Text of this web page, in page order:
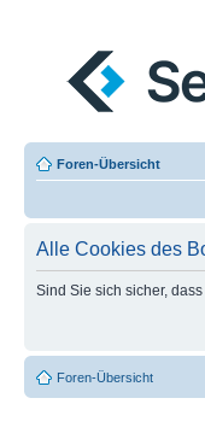
Foren-Übersicht
Alle Cookies des
Sind Sie sich sicher,
Foren-Übersicht